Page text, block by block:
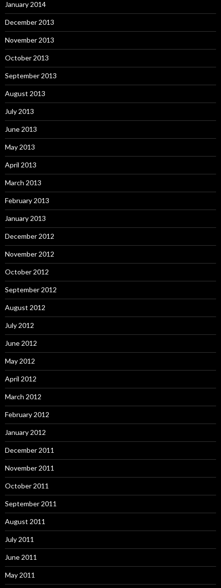
January 2014
December 2013
November 2013
October 2013
September 2013
August 2013
July 2013
June 2013
May 2013
April 2013
March 2013
February 2013
January 2013
December 2012
November 2012
October 2012
September 2012
August 2012
July 2012
June 2012
May 2012
April 2012
March 2012
February 2012
January 2012
December 2011
November 2011
October 2011
September 2011
August 2011
July 2011
June 2011
May 2011